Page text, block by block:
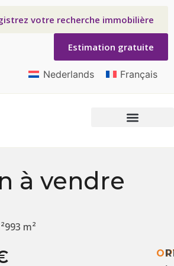
votre recherche immobilière
Estimation gratuite
Nederlands Français
à vendre
993 m²